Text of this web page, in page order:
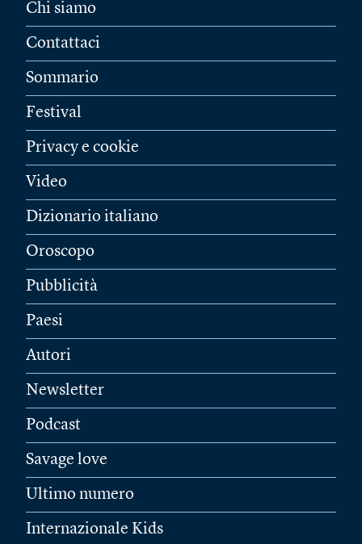
Chi siamo
Contattaci
Sommario
Festival
Privacy e cookie
Video
Dizionario italiano
Oroscopo
Pubblicità
Paesi
Autori
Newsletter
Podcast
Savage love
Ultimo numero
Internazionale Kids